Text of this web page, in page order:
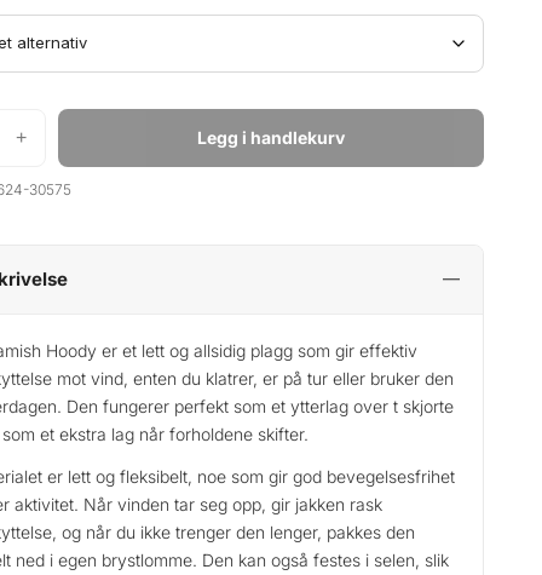
+ Legg i handlekurv
30575
Hoody er et lett og allsidig plagg som gir effektiv
mot vind, enten du klatrer, er på tur eller bruker den
Den fungerer perfekt som et ytterlag over t skjorte
et ekstra lag når forholdene skifter.
er lett og fleksibelt, noe som gir god bevegelsesfrihet
aktivitet. Når vinden tar seg opp, gir jakken rask
og når du ikke trenger den lenger, pakkes den
ned i egen brystlomme. Den kan også festes i selen, slik